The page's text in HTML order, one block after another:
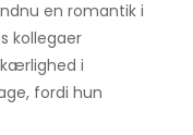
en romantik i
kollegaer
i
fordi hun